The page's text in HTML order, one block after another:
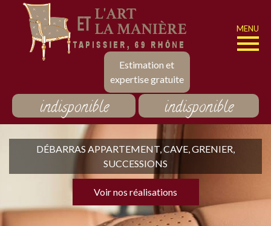
Estimation et
expertise gratuite
MENU
indisponible indisponible
DÉBARRAS APPARTEMENT, CAVE, GRENIER,
SUCCESSIONS
Voir nos réalisations